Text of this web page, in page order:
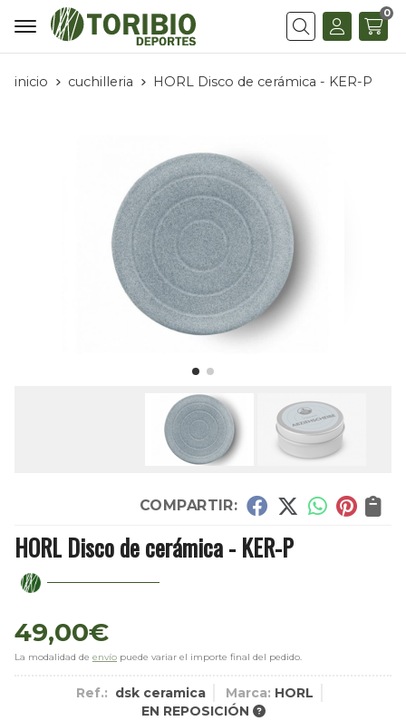
Buscar
0
inicio cuchilleria HORL Disco de cerámica - KER-P
COMPARTIR:
HORL Disco de cerámica - KER-P
49,00€
La modalidad de envío puede variar el importe final del pedido.
Ref.: dsk ceramica Marca: HORL
EN REPOSICIÓN